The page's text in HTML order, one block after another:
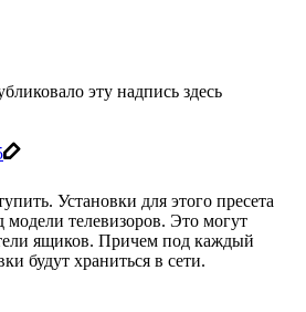
эту надпись здесь
Установки для этого пресета
модели телевизоров. Это могут
ящиков. Причем под каждый
будут храниться в сети.